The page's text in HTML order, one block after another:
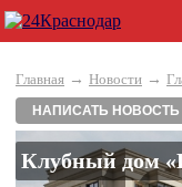
Главная → Новости →
НАПИСАТЬ НОВОСТЬ
Клубный дом